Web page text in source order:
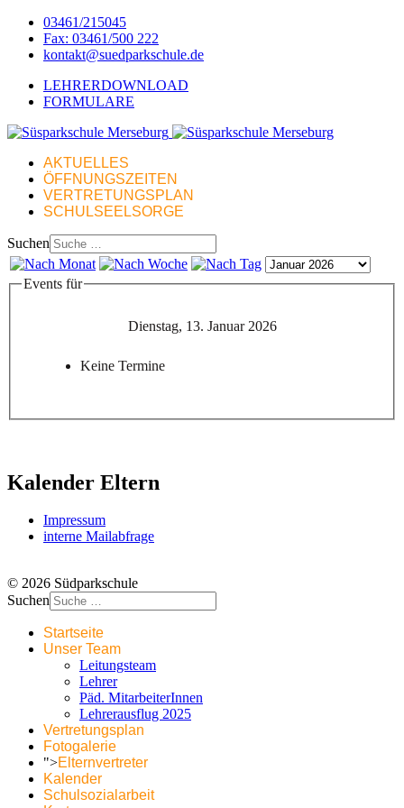
03461/215045
Fax: 03461/500 222
kontakt@suedparkschule.de
LEHRERDOWNLOAD
FORMULARE
AKTUELLES
ÖFFNUNGSZEITEN
VERTRETUNGSPLAN
SCHULSEELSORGE
Suchen
Events für
Dienstag, 13. Januar 2026
Keine Termine
Kalender Eltern
Impressum
interne Mailabfrage
© 2026 Südparkschule
Suchen
Startseite
Unser Team
Leitungsteam
Lehrer
Päd. MitarbeiterInnen
Lehrerausflug 2025
Vertretungsplan
Fotogalerie
">Elternvertreter
Kalender
Schulsozialarbeit